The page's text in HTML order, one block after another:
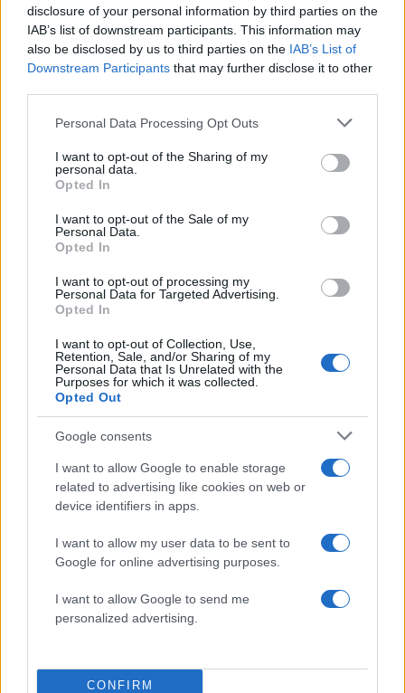
disclosure of your personal information by third parties on the
IAB’s list of downstream participants. This information may
also be disclosed by us to third parties on the IAB’s List of
Downstream Participants that may further disclose it to other
Please note that this website/app uses one or more Google
not limited to your visit or usage behaviour. You may click to
grant or deny consent to Google and its third-party tags to
use your data for below specified purposes in below Google
consent section.
Personal Data Processing Opt Outs
I want to opt-out of the Sharing of my
personal data.
Opted In
I want to opt-out of the Sale of my
Personal Data.
Opted In
I want to opt-out of processing my
Personal Data for Targeted Advertising.
Opted In
I want to opt-out of Collection, Use,
Retention, Sale, and/or Sharing of my
Personal Data that Is Unrelated with the
Purposes for which it was collected.
Opted Out
Google consents
I want to allow Google to enable storage
related to advertising like cookies on web or
device identifiers in apps.
I want to allow my user data to be sent to
Google for online advertising purposes.
I want to allow Google to send me
personalized advertising.
CONFIRM
Zendaya – Tom Holland: Το μυστικό wedding
party στην αγγλική εξοχή μετά τον γάμο τους –
Όλες οι λεπτομέρειες
08.08.2026